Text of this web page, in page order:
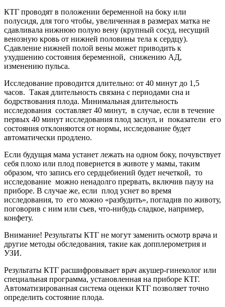
КТГ проводят в положении беременной на боку или
полусидя, для того чтобы, увеличенная в размерах матка не
сдавливала нижнюю полую вену (крупный сосуд, несущий
венозную кровь от нижней половины тела к сердцу).
Сдавление нижней полой вены может приводить к
ухудшению состояния беременной, снижению АД,
изменению пульса.
Исследование проводится длительно: от 40 минут до 1,5
часов. Такая длительность связана с периодами сна и
бодрствования плода. Минимальная длительность
исследования составляет 40 минут, в случае, если в течение
первых 40 минут исследования плод заснул, и показатели его
состояния отклоняются от нормы, исследование будет
автоматически продлено.
Если будущая мама устанет лежать на одном боку, почувствует
себя плохо или плод повернется в животе у мамы, таким
образом, что запись его сердцебиений будет нечеткой, то
исследование можно ненадолго прервать, включив паузу на
приборе. В случае же, если плод уснет во время
исследования, то его можно «разбудить», погладив по животу,
поговорив с ним или съев, что-нибудь сладкое, например,
конфету.
Внимание! Результаты КТГ не могут заменить осмотр врача и
другие методы обследования, такие как допплерометрия и
УЗИ.
Результаты КТГ расшифровывает врач акушер-гинеколог или
специальная программа, установленная на приборе КТГ.
Автоматизированная система оценки КТГ позволяет точно
определить состояние плода.